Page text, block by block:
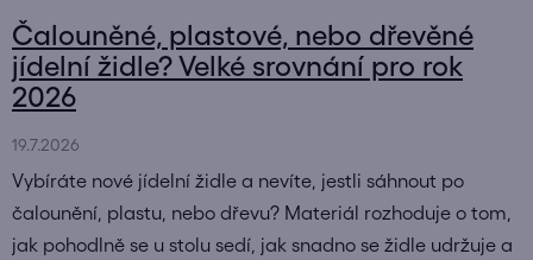
Čalouněné, plastové, nebo dřevěné
jídelní židle? Velké srovnání pro rok
2026
19.7.2026
Vybíráte nové jídelní židle a nevíte, jestli sáhnout po
čalounění, plastu, nebo dřevu? Materiál rozhoduje o tom,
jak pohodlně se u stolu sedí, jak snadno se židle udržuje a